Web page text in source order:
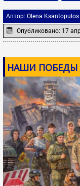
Автор: Olena Ksantopulos
Опубликовано: 17
НАШИ ПОБЕДЫ